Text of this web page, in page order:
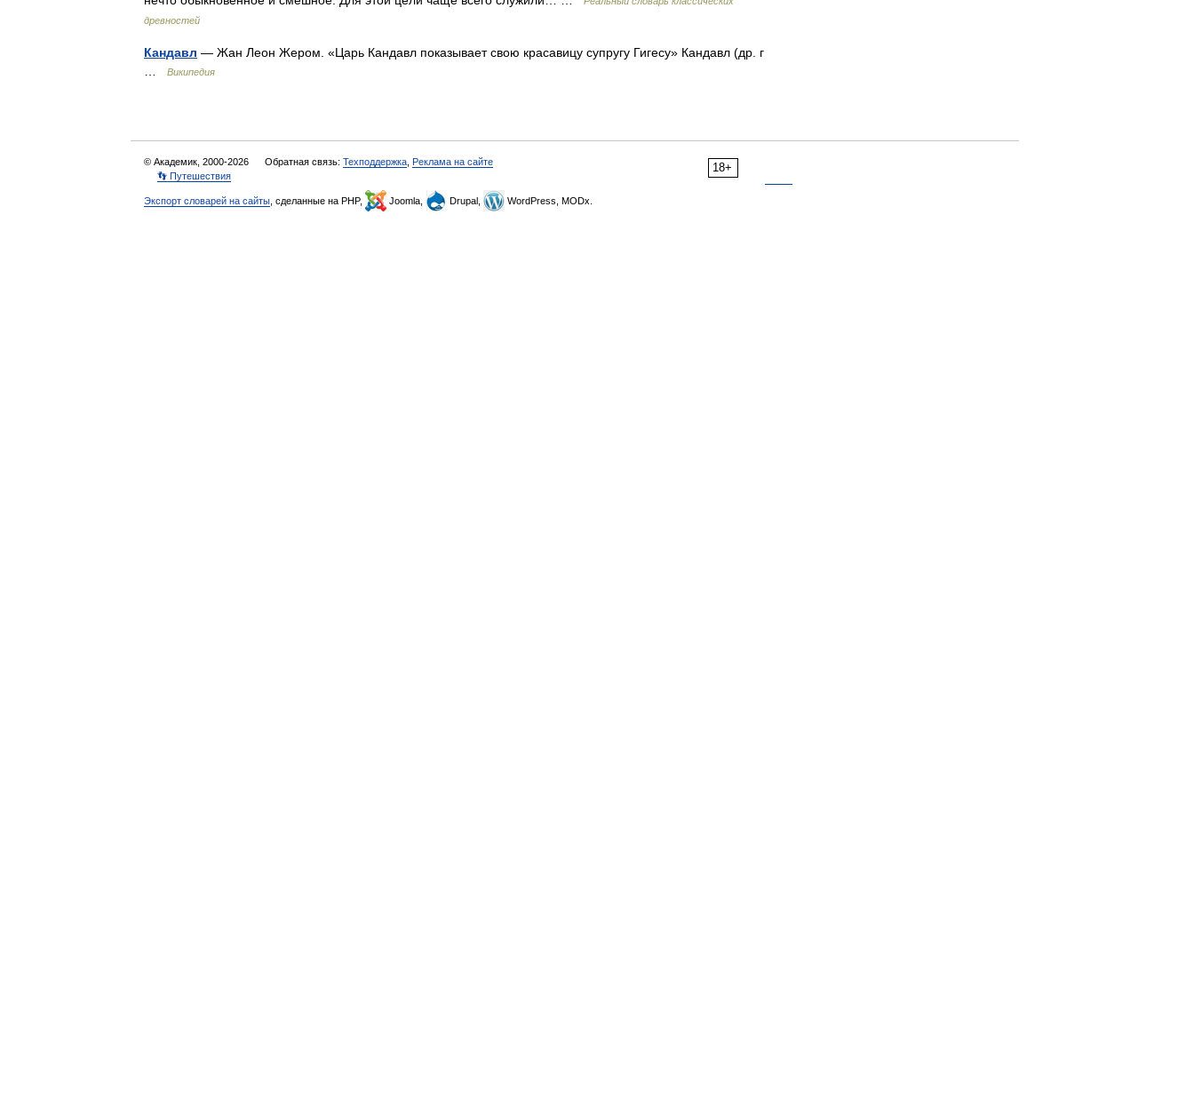
древностей
Кандавл — Жан Леон Жером. «Царь Кандавл показывает свою красавицу супругу Гигесу» Кандавл (др. г
Википедия
18+
© Академик, 2000-2026 Обратная связь: Техподдержка Реклама на сайте
👣 Путешествия
Экспорт словарей на сайты , сделанные на PHP, Joomla, Drupal, WordPress, MODx.